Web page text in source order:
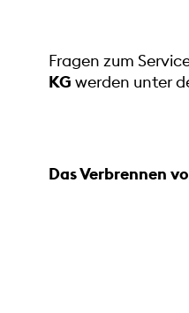
Fragen zum
KG werden unter
Das Verbrennen